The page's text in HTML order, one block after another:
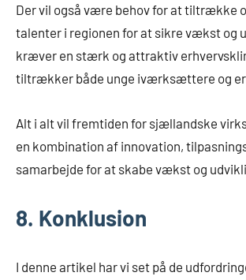
Der vil også være behov for at tiltrække
talenter i regionen for at sikre vækst og
kræver en stærk og attraktiv
tiltrækker både unge iværksættere og
Alt i alt vil fremtiden for sjællandske
en kombination af innovation,
samarbejde for at skabe vækst og
8. Konklusion
I denne artikel har vi set på de